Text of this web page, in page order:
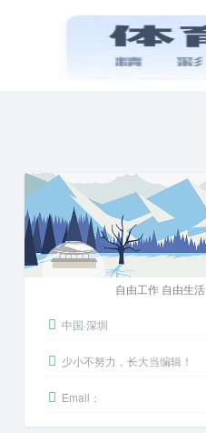
PPT模板
自由工作 自由生活
中国·深圳
少小不努力，长大当编辑！
Email：